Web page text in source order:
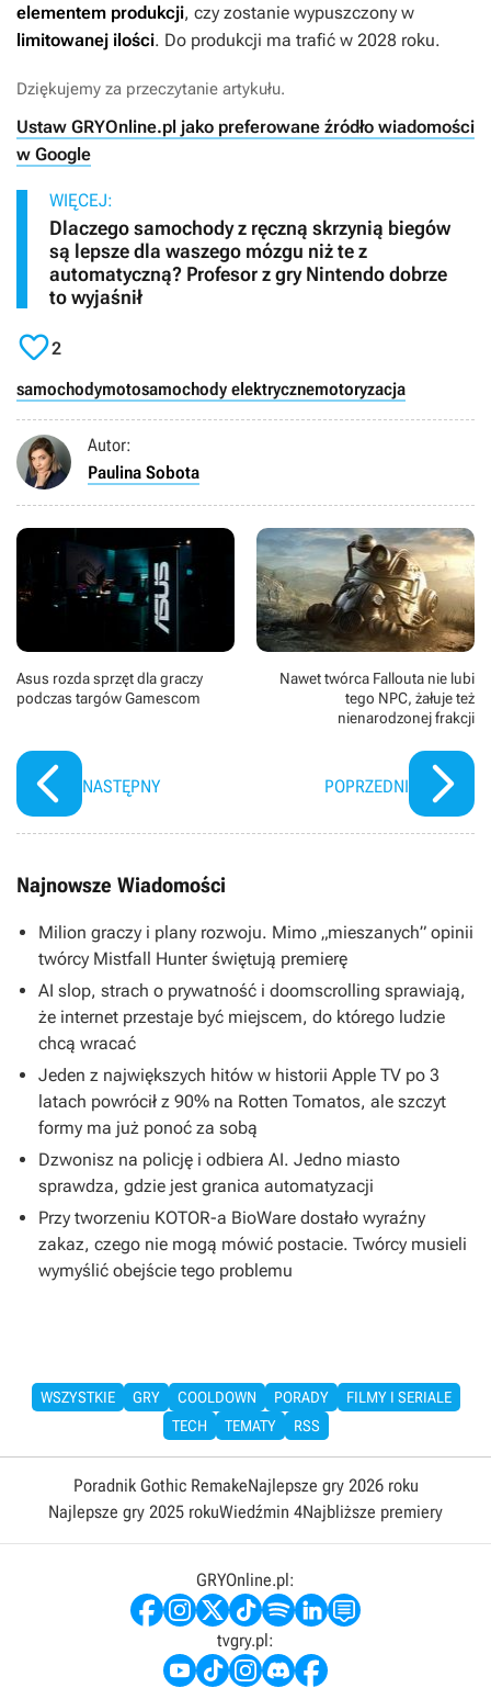
elementem produkcji, czy zostanie wypuszczony w
limitowanej ilości. Do produkcji ma trafić w 2028 roku.
Dziękujemy za przeczytanie artykułu.
Ustaw GRYOnline.pl jako preferowane źródło wiadomości
w Google
WIĘCEJ:
Dlaczego samochody z ręczną skrzynią biegów
są lepsze dla waszego mózgu niż te z
automatyczną? Profesor z gry Nintendo dobrze
to wyjaśnił
2
samochodymotosamochody elektrycznemotoryzacja
Autor:
Paulina Sobota
Asus rozda sprzęt dla graczy
podczas targów Gamescom
NASTĘPNY
Nawet twórca Fallouta nie lubi
tego NPC, żałuje też
nienarodzonej frakcji
POPRZEDNI
Najnowsze Wiadomości
Milion graczy i plany rozwoju. Mimo „mieszanych” opinii
twórcy Mistfall Hunter świętują premierę
AI slop, strach o prywatność i doomscrolling sprawiają,
że internet przestaje być miejscem, do którego ludzie
chcą wracać
Jeden z największych hitów w historii Apple TV po 3
latach powrócił z 90% na Rotten Tomatos, ale szczyt
formy ma już ponoć za sobą
Dzwonisz na policję i odbiera AI. Jedno miasto
sprawdza, gdzie jest granica automatyzacji
Przy tworzeniu KOTOR-a BioWare dostało wyraźny
zakaz, czego nie mogą mówić postacie. Twórcy musieli
wymyślić obejście tego problemu
WSZYSTKIE GRY COOLDOWN PORADY
FILMY I SERIALE
TECH
TEMATY RSS
Poradnik Gothic RemakeNajlepsze gry 2026 roku
Najlepsze gry 2025 rokuWiedźmin 4Najbliższe premiery
GRYOnline.pl:
tvgry.pl: